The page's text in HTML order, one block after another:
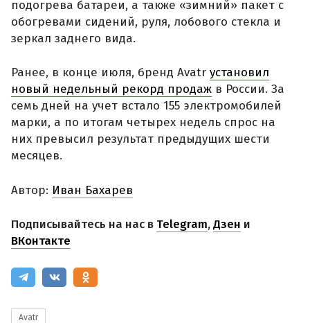
подогрева батареи, а также «зимний» пакет с
обогревами сидений, руля, лобового стекла и
зеркал заднего вида.
Ранее, в конце июля, бренд Avatr установил
новый недельный рекорд продаж в России. За
семь дней на учет встало 155 электромобилей
марки, а по итогам четырех недель спрос на
них превысил результат предыдущих шести
месяцев.
Автор: Иван Бахарев
Подписывайтесь на нас в Telegram,Дзен и
ВКонтакте
Avatr